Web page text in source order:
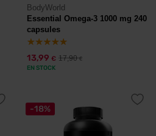
BodyWorld
Essential Omega-3 1000 mg 240
capsules
13,99 € 17,90€
EN STOCK
-18%